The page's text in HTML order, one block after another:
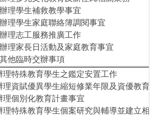
理學生補救教學事宜
理學生家庭聯絡簿調閱事宜
理志工服務推廣工作
理家長日活動及家庭教育事宜
他臨時交辦事項
理特殊教育學生之鑑定安置工作
理資賦優異學生縮短修業年限及資優教育
理個別化教育計畫事宜
理特殊教育學生個案研究與輔導並建立相